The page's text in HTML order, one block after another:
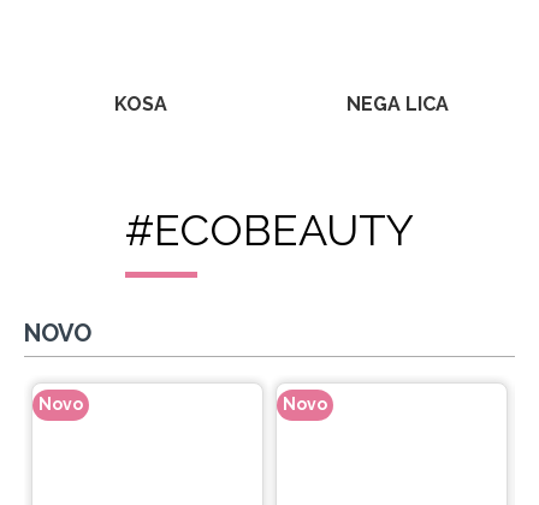
KOSA NEGA LICA
#ECOBEAUTY
NOVO
Novo Novo